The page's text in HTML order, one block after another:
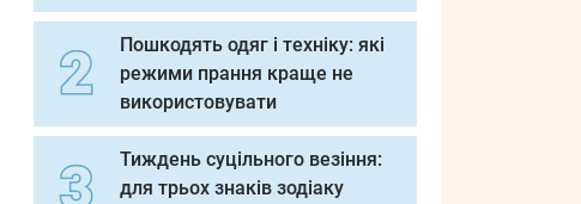
Пошкодять одяг і техніку: які
режими прання краще не
використовувати
Тиждень суцільного везіння:
для трьох знаків зодіаку